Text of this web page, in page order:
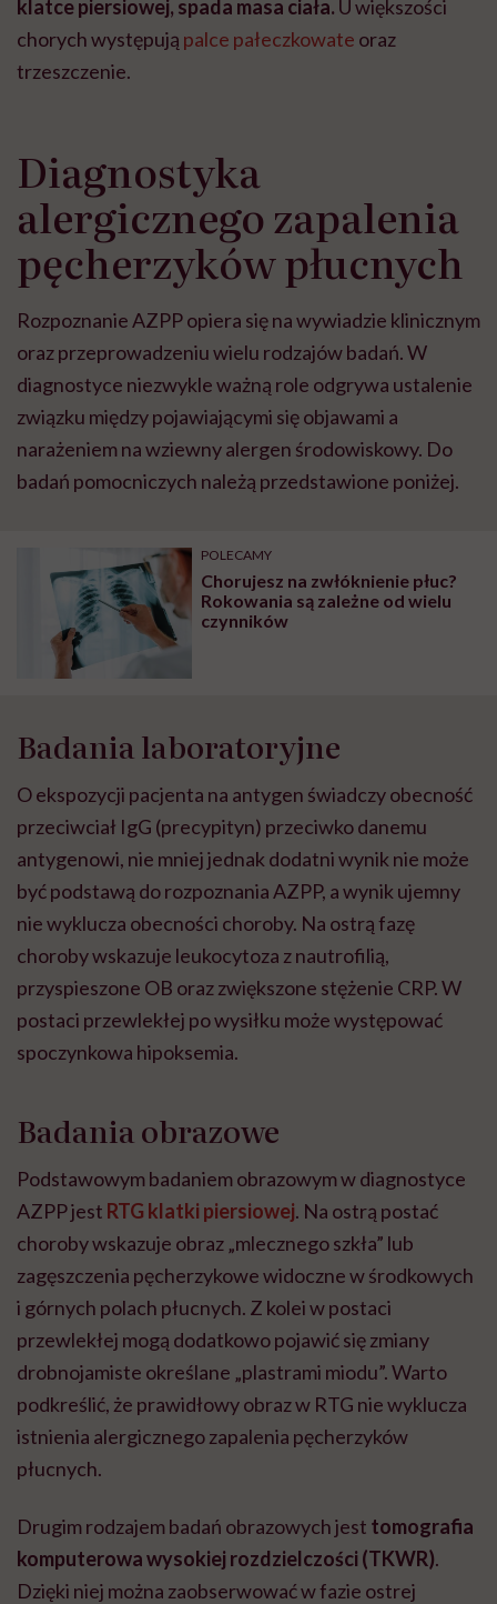
klatce piersiowej, spada masa ciała. U większości
chorych występują palce pałeczkowate oraz
trzeszczenie.
Diagnostyka
alergicznego zapalenia
pęcherzyków płucnych
Rozpoznanie AZPP opiera się na wywiadzie klinicznym
oraz przeprowadzeniu wielu rodzajów badań. W
diagnostyce niezwykle ważną role odgrywa ustalenie
związku między pojawiającymi się objawami a
narażeniem na wziewny alergen środowiskowy. Do
badań pomocniczych należą przedstawione poniżej.
POLECAMY
Chorujesz na zwłóknienie płuc?
Rokowania są zależne od wielu
czynników
Badania laboratoryjne
O ekspozycji pacjenta na antygen świadczy obecność
przeciwciał IgG (precypityn) przeciwko danemu
antygenowi, nie mniej jednak dodatni wynik nie może
być podstawą do rozpoznania AZPP, a wynik ujemny
nie wyklucza obecności choroby. Na ostrą fazę
choroby wskazuje leukocytoza z nautrofilią,
przyspieszone OB oraz zwiększone stężenie CRP. W
postaci przewlekłej po wysiłku może występować
spoczynkowa hipoksemia.
Badania obrazowe
Podstawowym badaniem obrazowym w diagnostyce
AZPP jest RTG klatki piersiowej. Na ostrą postać
choroby wskazuje obraz „mlecznego szkła” lub
zagęszczenia pęcherzykowe widoczne w środkowych
i górnych polach płucnych. Z kolei w postaci
przewlekłej mogą dodatkowo pojawić się zmiany
drobnojamiste określane „plastrami miodu”. Warto
podkreślić, że prawidłowy obraz w RTG nie wyklucza
istnienia alergicznego zapalenia pęcherzyków
płucnych.
Drugim rodzajem badań obrazowych jest tomografia
komputerowa wysokiej rozdzielczości (TKWR).
Dzięki niej można zaobserwować w fazie ostrej